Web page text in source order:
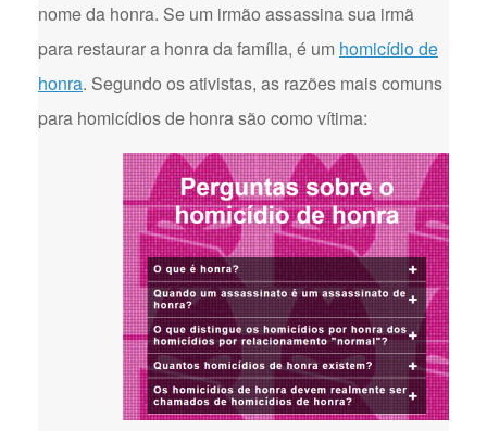
nome da honra. Se um irmão assassina sua irmã
para restaurar a honra da família, é um homicídio de
honra. Segundo os ativistas, as razões mais comuns
para homicídios de honra são como vítima: